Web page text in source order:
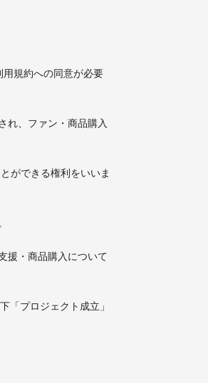
規約への同意が必要
れ、ファン・商品購入
ができる権利をいいま
援・商品購入について
「プロジェクト成立」